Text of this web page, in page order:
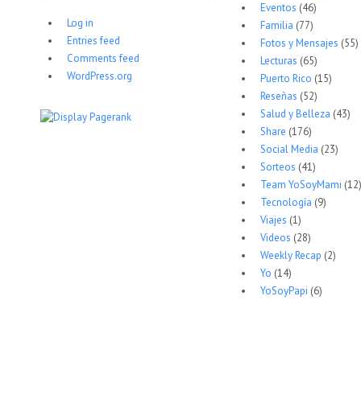
Log in
Entries feed
Comments feed
WordPress.org
Eventos (46)
Familia (77)
Fotos y Mensajes (55)
Lecturas (65)
Puerto Rico (15)
Reseñas (52)
Salud y Belleza (43)
Share (176)
Social Media (23)
Sorteos (41)
Team YoSoyMami (12)
Tecnología (9)
Viajes (1)
Videos (28)
Weekly Recap (2)
Yo (14)
YoSoyPapi (6)